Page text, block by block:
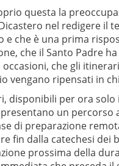
questa la
nel redigere il
e che è una prima
che il Santo Padre
che gli
vengano ripensati in
disponibili per ora solo
un percorso
di preparazione
fin dalla catechesi dei
prossima della